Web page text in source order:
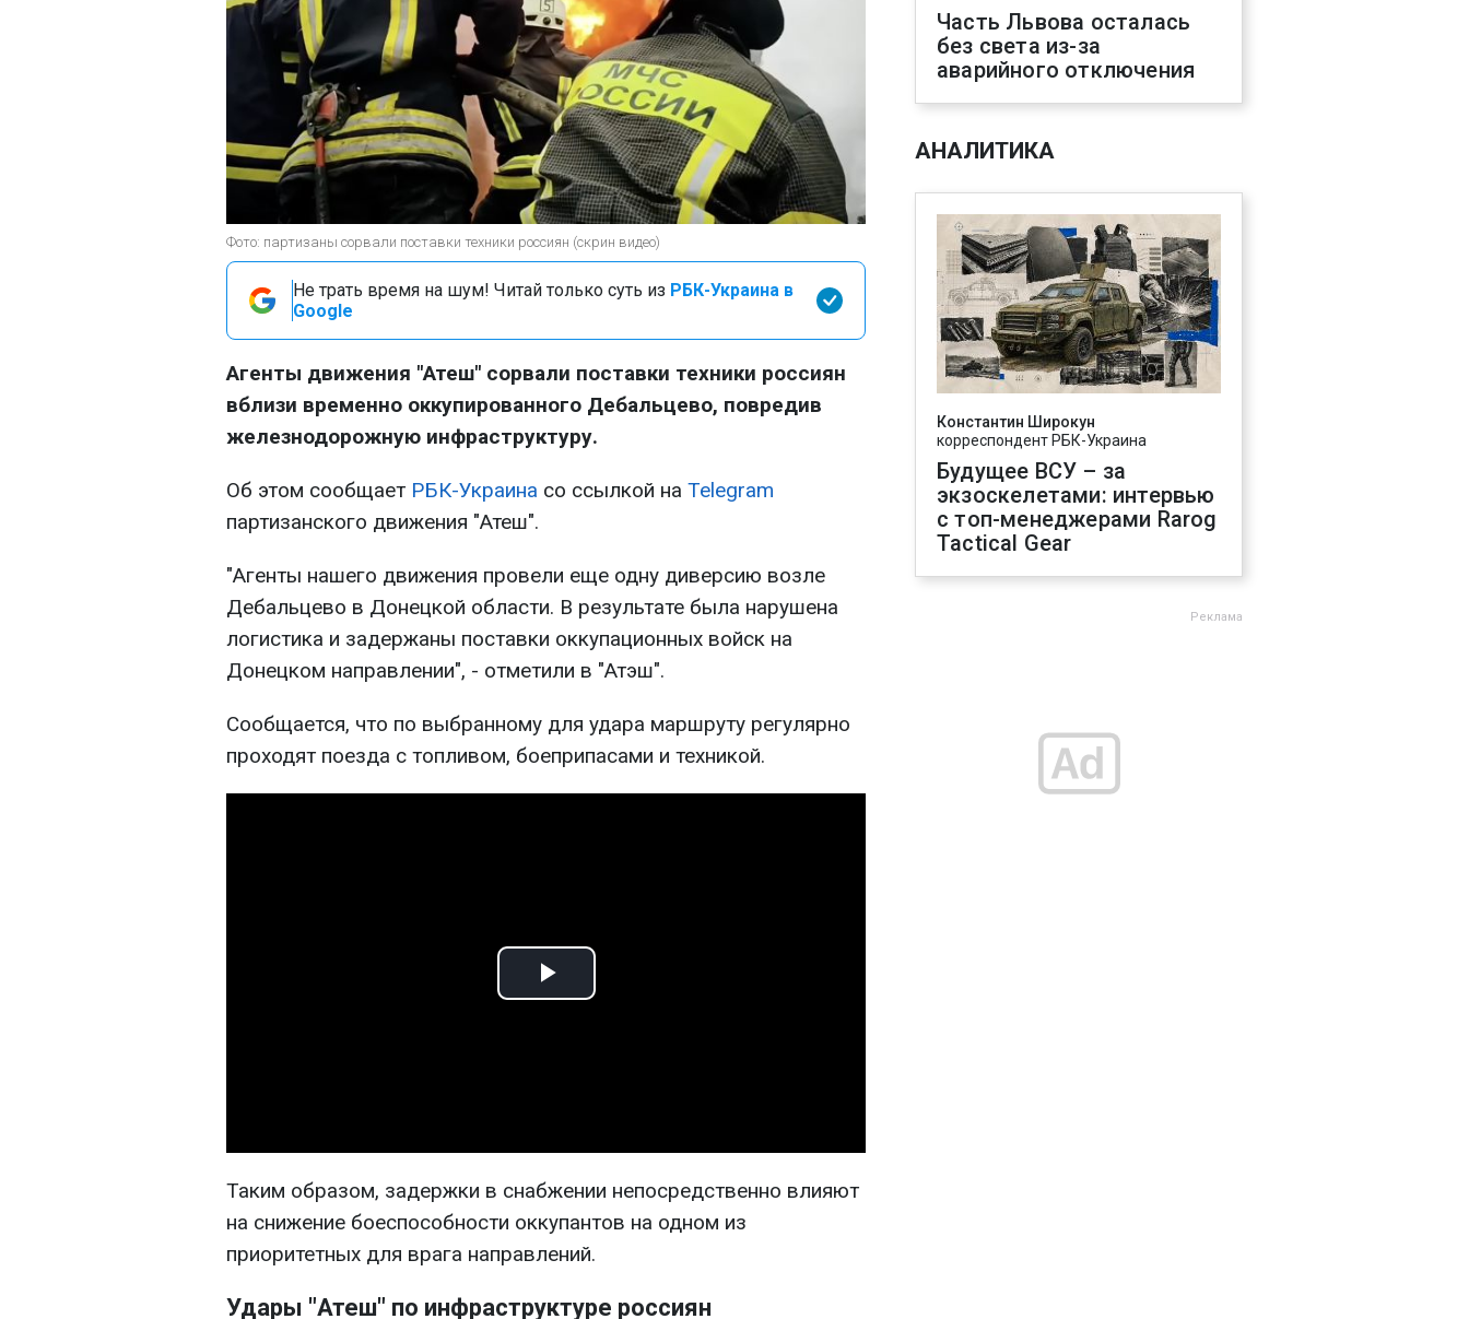
Фото: партизаны сорвали поставки техники россиян (скрин видео)
Не трать время на шум! Читай только суть из РБК-Украина в
Google
Агенты движения "Атеш" сорвали поставки техники россиян
вблизи временно оккупированного Дебальцево, повредив
железнодорожную инфраструктуру.
Об этом сообщает РБК-Украина со ссылкой на Telegram
партизанского движения "Атеш".
"Агенты нашего движения провели еще одну диверсию возле
Дебальцево в Донецкой области. В результате была нарушена
логистика и задержаны поставки оккупационных войск на
Донецком направлении", - отметили в "Атэш".
Сообщается, что по выбранному для удара маршруту регулярно
проходят поезда с топливом, боеприпасами и техникой.
Play
Таким образом, задержки в снабжении непосредственно влияют
на снижение боеспособности оккупантов на одном из
приоритетных для врага направлений.
Удары "Атеш" по инфраструктуре россиян
Часть Львова осталась
без света из-за
аварийного отключения
АНАЛИТИКА
Константин Широкун
корреспондент РБК-Украина
Будущее ВСУ – за
экзоскелетами: интервью
с топ-менеджерами Rarog
Tactical Gear